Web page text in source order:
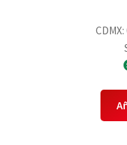
CDMX: